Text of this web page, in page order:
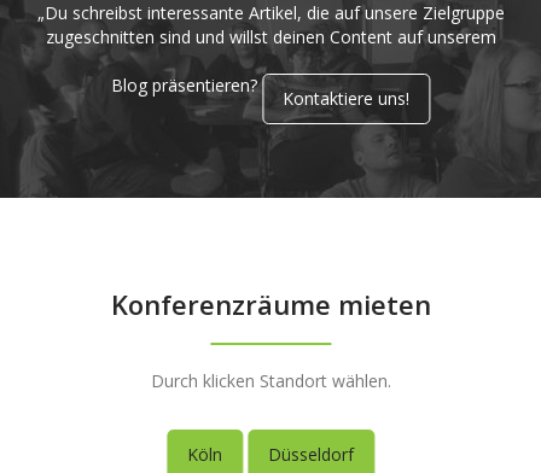
„Du schreibst interessante Artikel, die auf unsere Zielgruppe
zugeschnitten sind und willst deinen Content auf unserem
Blog präsentieren?
Kontaktiere uns!
Konferenzräume mieten
Durch klicken Standort wählen.
Köln Düsseldorf